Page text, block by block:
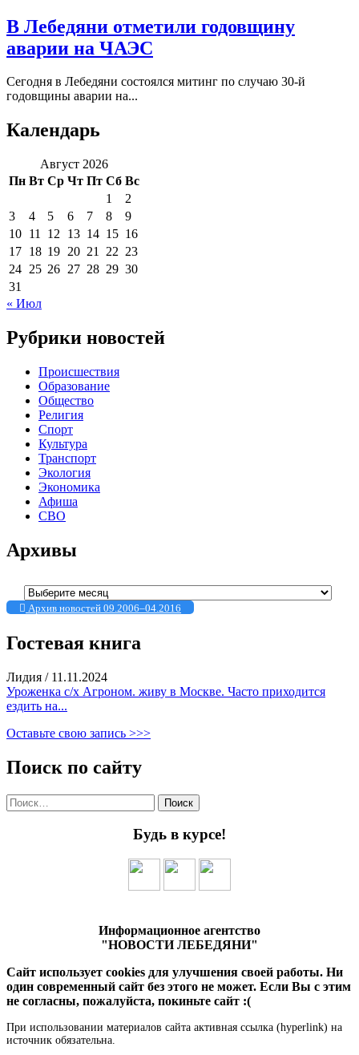
В Лебедяни отметили годовщину
аварии на ЧАЭС
Сегодня в Лебедяни состоялся митинг по случаю 30-й
годовщины аварии на...
Календарь
Август 2026
Пн Вт Ср Чт Пт Сб Вс
1
2
3
4 5 6 7 8
9
10 11 12 13 14 15 16
17 18 19 20 21 22 23
24 25 26 27 28 29 30
31
« Июл
Рубрики новостей
Происшествия
Образование
Общество
Религия
Спорт
Культура
Транспорт
Экология
Экономика
Афиша
СВО
Архивы
Архивы
Архив новостей 09.2006–04.2016
Гостевая книга
Лидия / 11.11.2024
Уроженка с/х Агроном. живу в Москве. Часто приходится
ездить на...
Оставьте свою запись >>>
Поиск по сайту
Найти:
Будь в курсе!
Информационное агентство
"НОВОСТИ ЛЕБЕДЯНИ"
Сайт использует cookies для улучшения своей работы. Ни
один современный сайт без этого не может. Если Вы с этим
не согласны, пожалуйста, покиньте сайт :(
При использовании материалов сайта активная ссылка (hyperlink) на
источник обязательна.